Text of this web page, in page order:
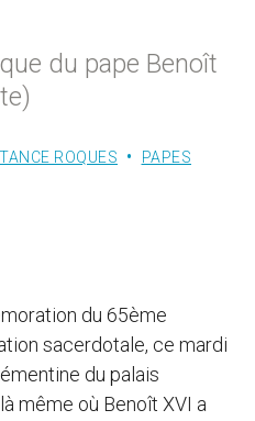
du pape Benoît
ROQUES PAPES
du 65ème
sacerdotale, ce mardi
du palais
là même où Benoît XVI a